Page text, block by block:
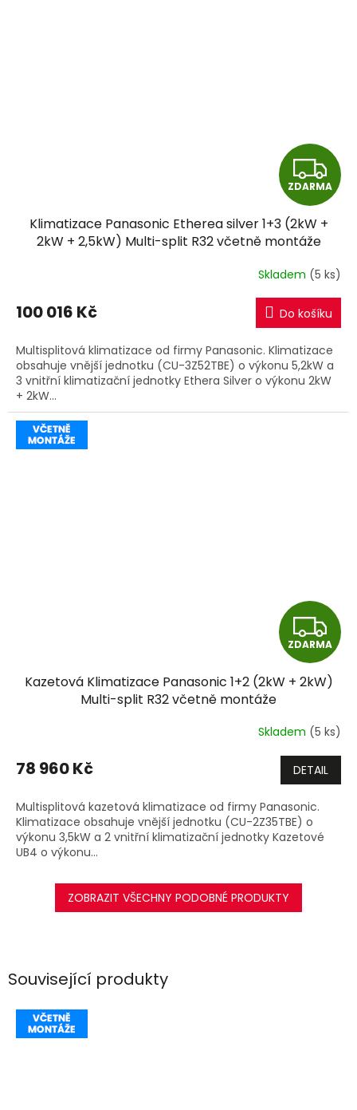
Související produkty
Z
D
A
R
M
A
ZDARMA
Klimatizace Panasonic Etherea silver 1+3 (2kW +
2kW + 2,5kW) Multi-split R32 včetně montáže
Skladem (5 ks)
100 016 Kč Do košíku
Multisplitová klimatizace od firmy Panasonic. Klimatizace
obsahuje vnější jednotku (CU-3Z52TBE) o výkonu 5,2kW a
3 vnitřní klimatizační jednotky Ethera Silver o výkonu 2kW
+ 2kW...
Z
D
A
R
M
A
ZDARMA
Kazetová Klimatizace Panasonic 1+2 (2kW + 2kW)
Multi-split R32 včetně montáže
Skladem (5 ks)
78 960 Kč DETAIL
Multisplitová kazetová klimatizace od firmy Panasonic.
Klimatizace obsahuje vnější jednotku (CU-2Z35TBE) o
výkonu 3,5kW a 2 vnitřní klimatizační jednotky Kazetové
UB4 o výkonu...
ZOBRAZIT VŠECHNY PODOBNÉ PRODUKTY